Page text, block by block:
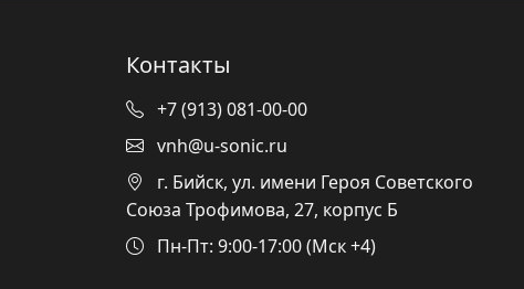
Контакты
+7 (913) 081-00-00
vnh@u-sonic.ru
г. Бийск, ул. имени Героя Советского
Союза Трофимова, 27, корпус Б
Пн-Пт: 9:00-17:00 (Мск +4)